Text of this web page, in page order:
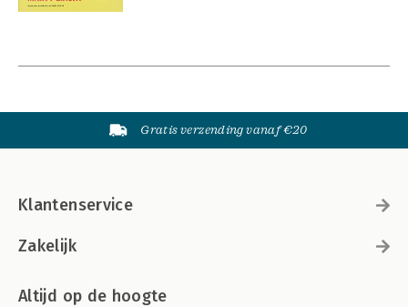
Gratis verzending vanaf €20
Klantenservice
Zakelijk
Altijd op de hoogte